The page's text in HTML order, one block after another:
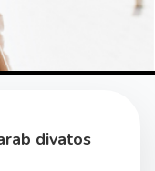
divatos